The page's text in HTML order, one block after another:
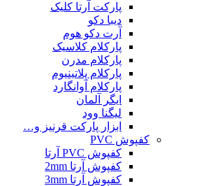
پارکت آرتا کلیک
دیبا دکو
آرت دکو هوم
پارکلام کلاسیک
پارکلام مدرن
پارکلام پلاتینیوم
پارکلام آوانگارد
ایگر آلمان
لیگنا وود
ابزار پارکت قرنیز و…
کفپوش PVC
کفپوش PVC آرتا
کفپوش آرتا 2mm
کفپوش آرتا 3mm